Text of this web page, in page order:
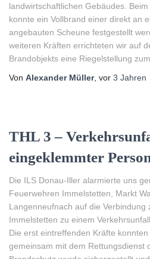
landwirtschaftlichen Gebäudes.
konnte ein Vollbrand einer direkt an
angebauten Scheune festgestellt
weiteren Kräften errichteten wir auf
Brandobjekts eine Riegelstellung
Von Alexander Müller, vor 3 Jahren
THL 3 –
eingeklemmter
Die ILS Donau-Iller alarmierte uns
Feuerwehren Immelstetten, Markt
Langenneufnach auf die Verbindung
Immelstetten zu einem
Die erst eintreffenden Kräfte
gemeinsam mit dem Rettungsdienst